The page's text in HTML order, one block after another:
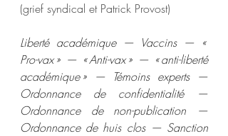
(grief syndical et Patrick Provost)
Liberté académique — Vaccins — «
Pro-vax » — « Anti-vax » — « anti-liberté
académique » — Témoins experts —
Ordonnance de confidentialité —
Ordonnance de non-publication —
Ordonnance de huis clos — Sanction